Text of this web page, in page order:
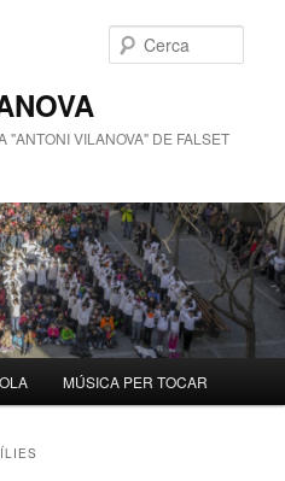
"ANTONI VILANOVA" DE FALSET
MÚSICA PER TOCAR